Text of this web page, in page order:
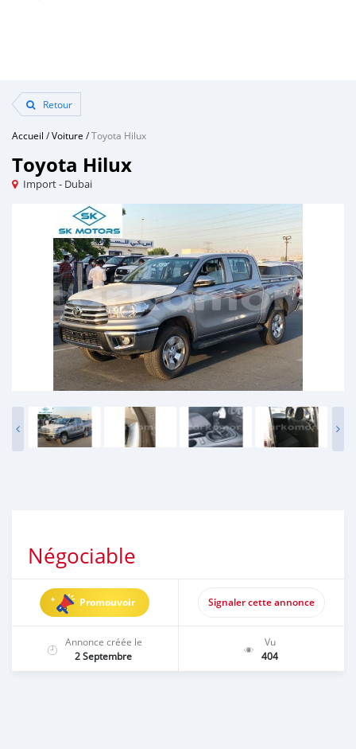
Retour
Accueil /Voiture /Toyota Hilux
Toyota Hilux
Import - Dubai
Négociable
Promouvoir Signaler cette annonce
Annonce créée le
2 Septembre
Vu
404